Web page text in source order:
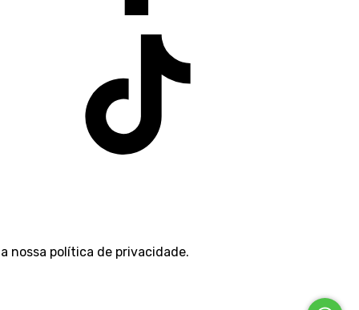
nossa política de privacidade.